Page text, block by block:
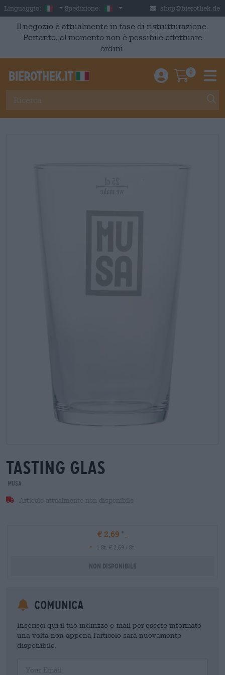
Skip to main content
Linguaggio: Italian
Spedizione: Italia shop@bierothek.de
Il negozio è attualmente in fase di ristrutturazione.
Pertanto, al momento non è possibile effettuare
ordini.
Einloggen /
0
tasting glas
MUSA
Articolo attualmente non disponibile
€ 2,69
-
1 St. € 2,69 / St.
Non disponibile
Comunica
Inserisci qui il tuo indirizzo e-mail per essere informato
una volta non appena l'articolo sarà nuovamente
disponibile.